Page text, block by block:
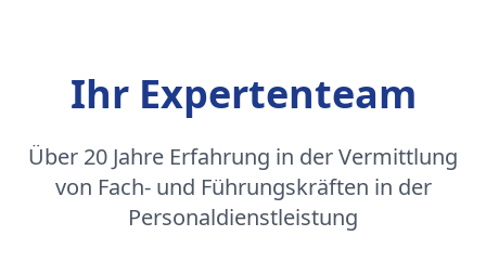
Ihr Expertenteam
Über 20 Jahre Erfahrung in der Vermittlung
von Fach- und Führungskräften in der
Personaldienstleistung